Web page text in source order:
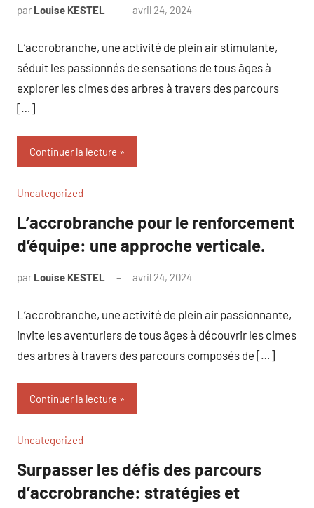
par Louise KESTEL avril 24, 2024
L’accrobranche, une activité de plein air stimulante,
séduit les passionnés de sensations de tous âges à
explorer les cimes des arbres à travers des parcours
[…]
Continuer la lecture
Uncategorized
L’accrobranche pour le renforcement
d’équipe: une approche verticale.
par Louise KESTEL avril 24, 2024
L’accrobranche, une activité de plein air passionnante,
invite les aventuriers de tous âges à découvrir les cimes
des arbres à travers des parcours composés de […]
Continuer la lecture
Uncategorized
Surpasser les défis des parcours
d’accrobranche: stratégies et